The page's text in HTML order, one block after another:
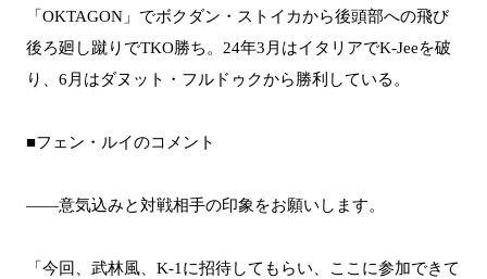
「OKTAGON」でボクダン・ストイカから後頭部への飛び
後ろ廻し蹴りでTKO勝ち。24年3月はイタリアでK-Jeeを破
り、6月はダヌット・フルドゥクから勝利している。
■フェン・ルイのコメント
――意気込みと対戦相手の印象をお願いします。
「今回、武林風、K-1に招待してもらい、ここに参加できて